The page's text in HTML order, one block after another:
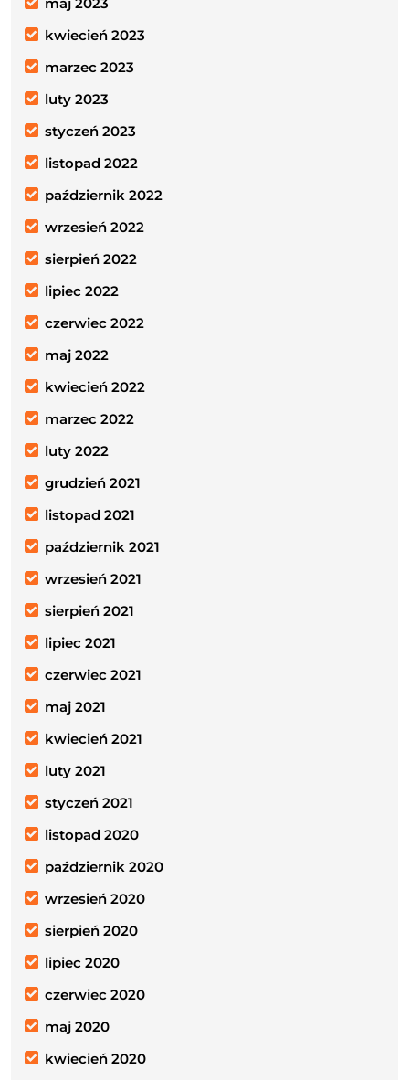
kwiecień 2023
marzec 2023
luty 2023
styczeń 2023
listopad 2022
październik 2022
wrzesień 2022
sierpień 2022
lipiec 2022
czerwiec 2022
maj 2022
kwiecień 2022
marzec 2022
luty 2022
grudzień 2021
listopad 2021
październik 2021
wrzesień 2021
sierpień 2021
lipiec 2021
czerwiec 2021
maj 2021
kwiecień 2021
luty 2021
styczeń 2021
listopad 2020
październik 2020
wrzesień 2020
sierpień 2020
lipiec 2020
czerwiec 2020
maj 2020
kwiecień 2020